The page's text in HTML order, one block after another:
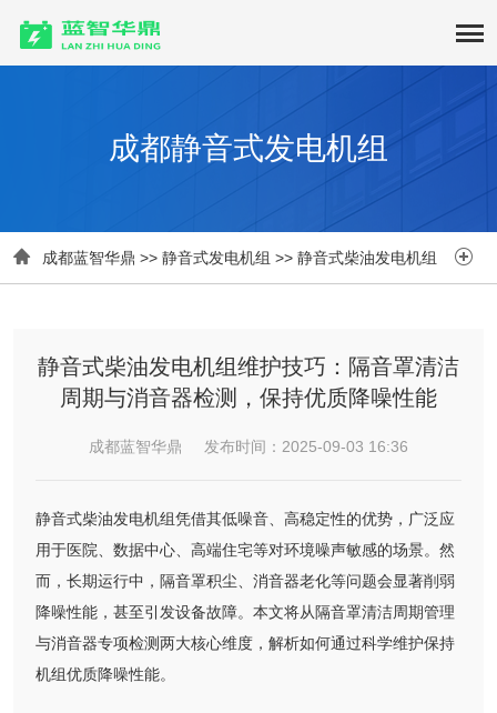
成都静音式发电机组
 成都蓝智华鼎 >> 静音式发电机组 >> 静音式柴油发电机组 
静音式柴油发电机组维护技巧：隔音罩清洁
周期与消音器检测，保持优质降噪性能​
成都蓝智华鼎 发布时间：2025-09-03 16:36
静音式柴油发电机组凭借其低噪音、高稳定性的优势，广泛应
用于医院、数据中心、高端住宅等对环境噪声敏感的场景。然
而，长期运行中，隔音罩积尘、消音器老化等问题会显著削弱
降噪性能，甚至引发设备故障。本文将从隔音罩清洁周期管理
与消音器专项检测两大核心维度，解析如何通过科学维护保持
机组优质降噪性能。